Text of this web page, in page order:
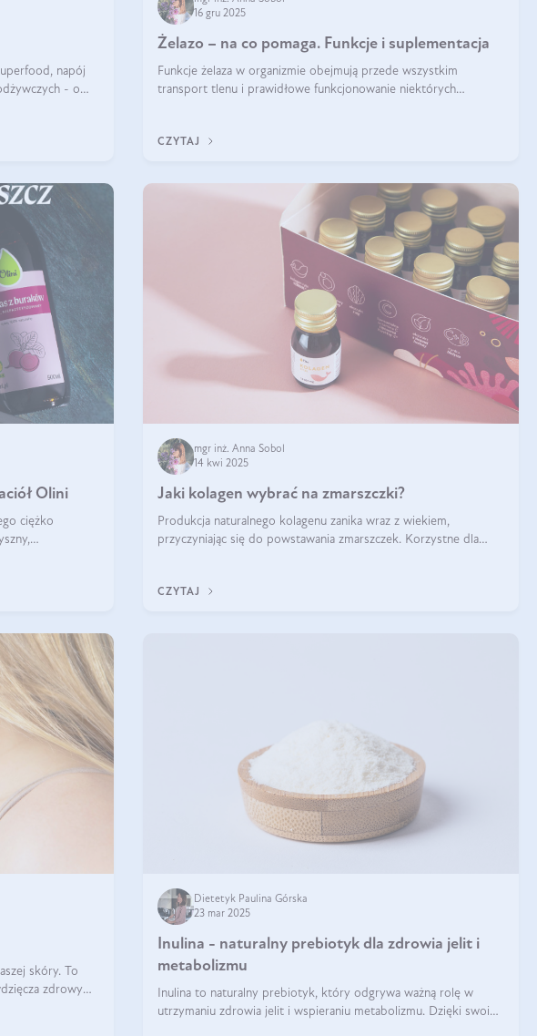
napój
- o
16 gru 2025
Żelazo – na co pomaga. Funkcje i suplementacja
Funkcje żelaza w organizmie obejmują przede wszystkim
transport tlenu i prawidłowe funkcjonowanie niektórych
etapie życia.
CZYTAJ
Olini
ciężko
mgr inż. Anna Sobol
14 kwi 2025
Jaki kolagen wybrać na zmarszczki?
Produkcja naturalnego kolagenu zanika wraz z wiekiem,
przyczyniając się do powstawania zmarszczek. Korzystne dla
CZYTAJ
skóry. To
zdrowy
Dietetyk Paulina Górska
23 mar 2025
Inulina - naturalny prebiotyk dla zdrowia jelit i
metabolizmu
Inulina to naturalny prebiotyk, który odgrywa ważną rolę w
utrzymaniu zdrowia jelit i wspieraniu metabolizmu. Dzięki swoim